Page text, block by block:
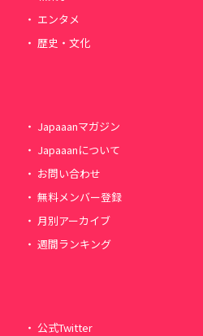
エンタメ
歴史・文化
Japaaanマガジン
Japaaanについて
お問い合わせ
無料メンバー登録
月別アーカイブ
週間ランキング
公式Twitter